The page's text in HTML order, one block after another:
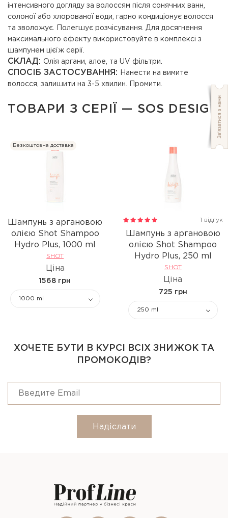
інтенсивного догляду за волоссям після сонячних ванн,
солоної або хлорованої води, гарно кондиціонує волосся
та зволожує. Полегшує розчісування. Для досягнення
максимального ефекту використовуйте в комплексі з
шампунем цієїж серії.
СКЛАД: Олія аргани, алое, та UV фільтри.
СПОСІБ ЗАСТОСУВАННЯ:
Нанести на вимите
волосся, залишити на 3-5 хвилин. Промити.
ТОВАРИ З СЕРІЇ — SOS DESIGN
Безкоштовна доставка
Шампунь з аргановою
олією Shot Shampoo
Hydro Рlus, 1000 ml
SHOT
Ціна
1568 грн
1000 ml
1 відгук
Шампунь з аргановою
олією Shot Shampoo
Hydro Рlus, 250 ml
SHOT
Ціна
725 грн
250 ml
ХОЧЕТЕ БУТИ В КУРСІ ВСІХ ЗНИЖОК ТА
ПРОМОКОДІВ?
Надіслати